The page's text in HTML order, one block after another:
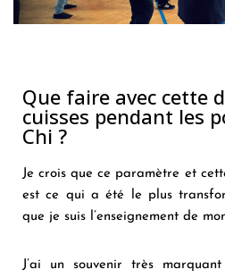
Que faire avec cette
cuisses pendant les
Chi ?
Je crois que ce paramètre et
est ce qui a été le plus
que je suis l’enseignement de
J’ai un souvenir très